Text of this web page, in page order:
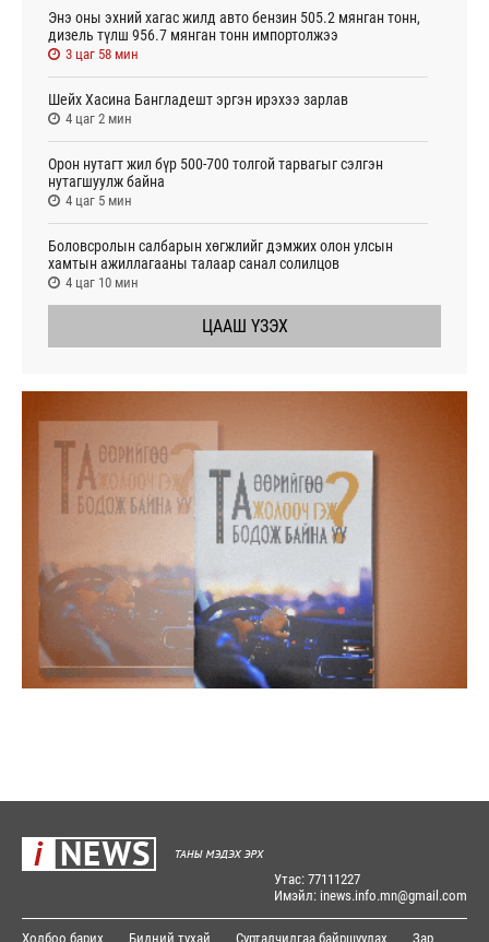
Энэ оны эхний хагас жилд авто бензин 505.2 мянган тонн,
дизель түлш 956.7 мянган тонн импортолжээ
3 цаг 58 мин
Шейх Хасина Бангладешт эргэн ирэхээ зарлав
4 цаг 2 мин
Орон нутагт жил бүр 500-700 толгой тарвагыг сэлгэн
нутагшуулж байна
4 цаг 5 мин
Боловсролын салбарын хөгжлийг дэмжих олон улсын
хамтын ажиллагааны талаар санал солилцов
4 цаг 10 мин
ЦААШ ҮЗЭХ
Утас: 77111227
Имэйл: inews.info.mn@gmail.com
Холбоо барих Бидний тухай Сурталчилгаа байршуулах Зар